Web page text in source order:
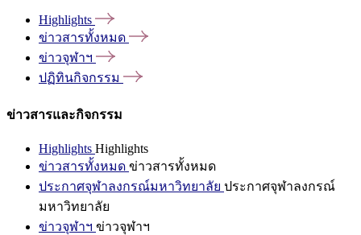
Highlights
ข่าวสารทั้งหมด
ข่าวจุฬาฯ
ปฏิทินกิจกรรม
ข่าวสารและกิจกรรม
Highlights Highlights
ข่าวสารทั้งหมด ข่าวสารทั้งหมด
ประกาศจุฬาลงกรณ์มหาวิทยาลัย ประกาศจุฬาลงกรณ์
มหาวิทยาลัย
ข่าวจุฬาฯ ข่าวจุฬาฯ